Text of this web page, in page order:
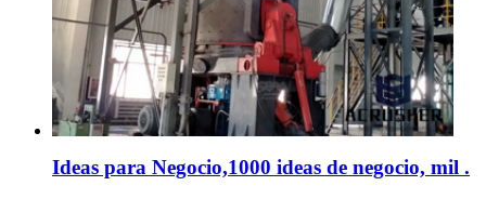
Ideas para Negocio,1000 ideas de negocio, mil .